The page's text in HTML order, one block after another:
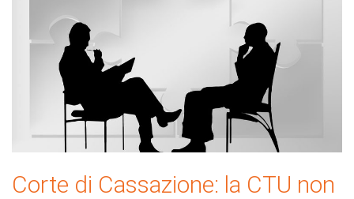
Corte di Cassazione: la CTU non